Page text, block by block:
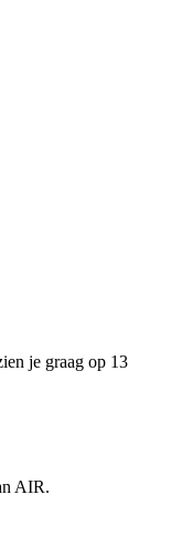
je graag op 13
AIR.